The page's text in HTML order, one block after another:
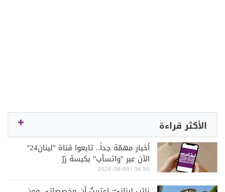
الأكثر قراءة
أخبار مهمّة جداً.. تابعوا قناة "لبنان24"
الآن عبر "واتسآب" بكبسة زرّ
06:55 | 2026-08-09